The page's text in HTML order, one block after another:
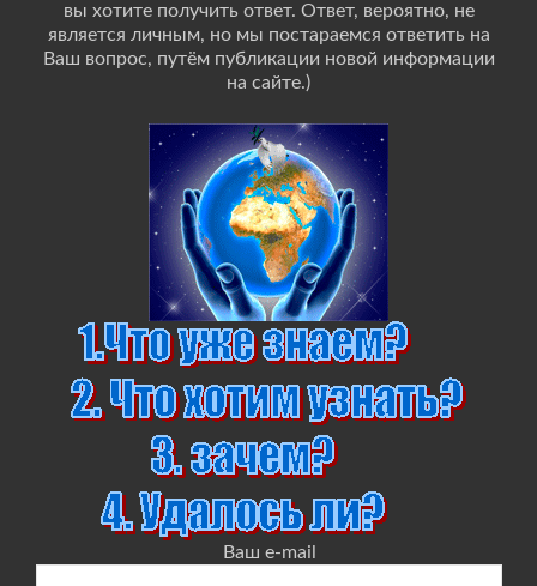
вы хотите получить ответ. Ответ, вероятно, не
является личным, но мы постараемся ответить на
Ваш вопрос, путём публикации новой информации
на сайте.)
Ваш e-mail